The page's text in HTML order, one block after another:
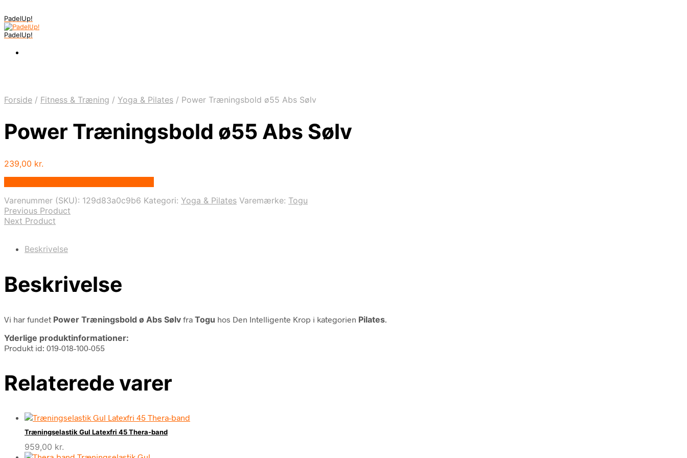
PadelUp!
PadelUp!
Forside / Fitness & Træning / Yoga & Pilates / Power Træningsbold ø55 Abs Sølv
Power Træningsbold ø55 Abs Sølv
239,00 kr.
Varenummer (SKU): 129d83a0c9b6 Kategori: Yoga & Pilates Varemærke: Togu
Previous Product
Next Product
Beskrivelse
Beskrivelse
Vi har fundet Power Træningsbold ø Abs Sølv fra Togu hos Den Intelligente Krop i kategorien Pilates
Yderlige produktinformationer:
Produkt id: 019-018-100-055
Relaterede varer
Træningselastik Gul Latexfri 45 Thera-band
959,00 kr.